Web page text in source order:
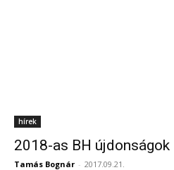
hírek
2018-as BH újdonságok
Tamás Bognár - 2017.09.21.